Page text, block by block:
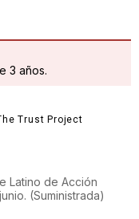
3 años.
Latino de Acción
(Suministrada)